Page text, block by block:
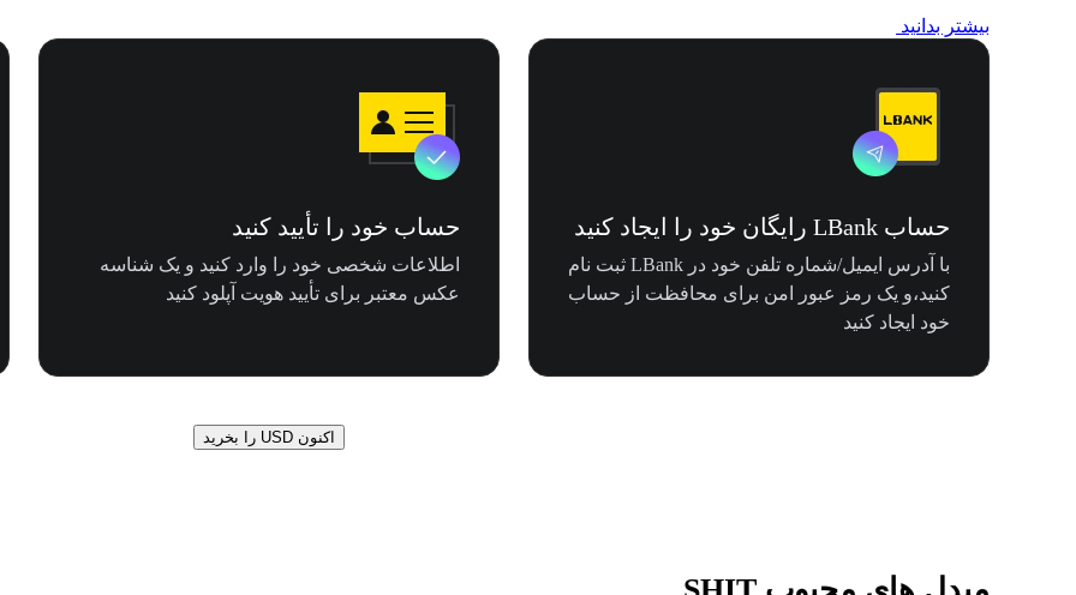
بیشتر بدانید
حساب LBank رایگان خود را ایجاد کنید
با آدرس ایمیل/شماره تلفن خود در LBank ثبت نام
کنید،و یک رمز عبور امن برای محافظت از حساب
خود ایجاد کنید
حساب خود را تأیید کنید
اطلاعات شخصی خود را وارد کنید و یک شناسه
عکس معتبر برای تأیید هویت آپلود کنید
اکنون USD را بخرید